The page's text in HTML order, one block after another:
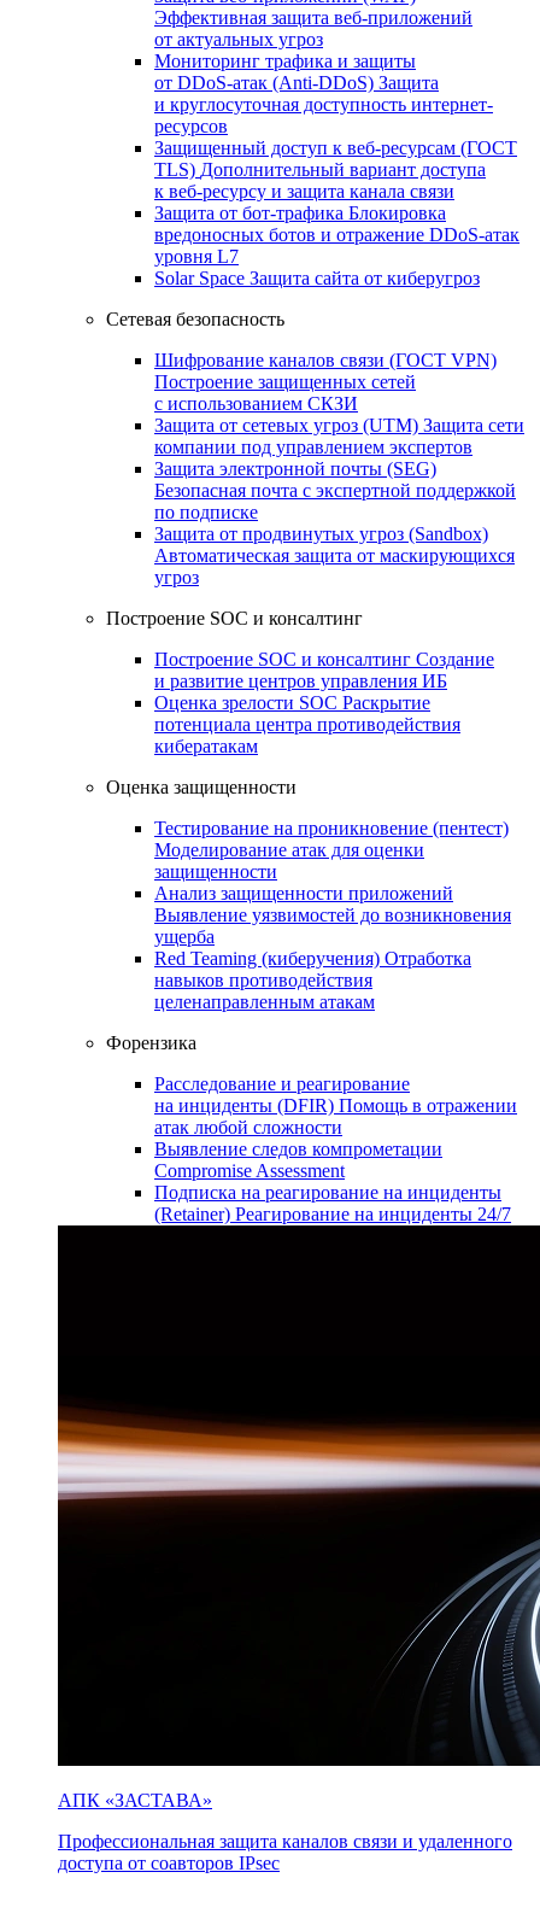
Эффективная защита веб-приложений
от актуальных угроз
Мониторинг трафика и защиты
от DDoS‑атак (Anti‑DDoS) Защита
и круглосуточная доступность интернет-
ресурсов
Защищенный доступ к веб-ресурсам (ГОСТ
TLS) Дополнительный вариант доступа
к веб‑ресурсу и защита канала связи
Защита от бот‑трафика Блокировка
вредоносных ботов и отражение DDoS‑атак
уровня L7
Solar Space Защита сайта от киберугроз
Сетевая безопасность
Шифрование каналов связи (ГОСТ VPN)
Построение защищенных сетей
с использованием СКЗИ
Защита от сетевых угроз (UTM) Защита сети
компании под управлением экспертов
Защита электронной почты (SEG)
Безопасная почта с экспертной поддержкой
по подписке
Защита от продвинутых угроз (Sandbox)
Автоматическая защита от маскирующихся
угроз
Построение SOC и консалтинг
Построение SOC и консалтинг Создание
и развитие центров управления ИБ
Оценка зрелости SOC Раскрытие
потенциала центра противодействия
кибератакам
Оценка защищенности
Тестирование на проникновение (пентест)
Моделирование атак для оценки
защищенности
Анализ защищенности приложений
Выявление уязвимостей до возникновения
ущерба
Red Teaming (киберучения) Отработка
навыков противодействия
целенаправленным атакам
Форензика
Расследование и реагирование
на инциденты (DFIR) Помощь в отражении
атак любой сложности
Выявление следов компрометации
Compromise Assessment
Подписка на реагирование на инциденты
(Retainer) Реагирование на инциденты 24/7
АПК «ЗАСТАВА»
Профессиональная защита каналов связи и удаленного
доступа от соавторов IPsec